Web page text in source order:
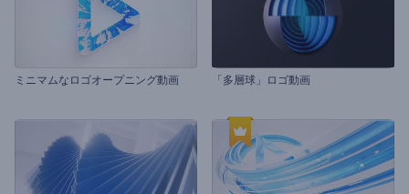
ミニマムなロゴオープニング動画 「多層球」ロゴ動画